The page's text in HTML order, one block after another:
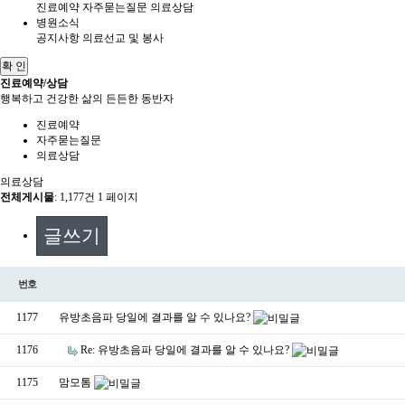
진료예약 자주묻는질문 의료상담
병원소식
공지사항 의료선교 및 봉사
확 인
진료예약/상담
행복하고 건강한 삶의 든든한 동반자
진료예약
자주묻는질문
의료상담
의료상담
전체게시물: 1,177건 1 페이지
글쓰기
번호
1177 유방초음파 당일에 결과를 알 수 있나요?
1176 Re: 유방초음파 당일에 결과를 알 수 있나요?
1175 맘모톰